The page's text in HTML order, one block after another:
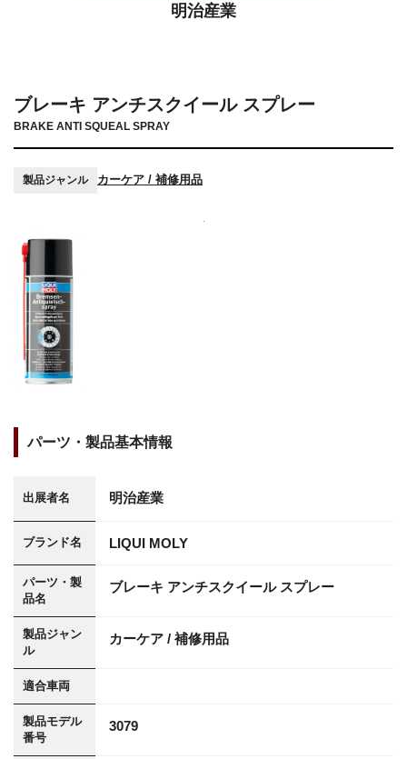
ブレーキ アンチスクイール スプレー
BRAKE ANTI SQUEAL SPRAY
製品ジャンル カーケア / 補修用品
パーツ・製品基本情報
出展者名 明治産業
ブランド名 LIQUI MOLY
パーツ・製
品名
ブレーキ アンチスクイール スプレー
製品ジャン
ル
カーケア / 補修用品
適合車両
製品モデル
番号
3079
明治産業